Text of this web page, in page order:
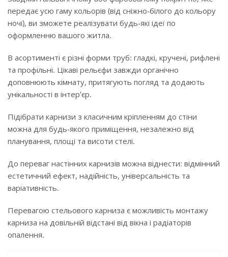
передає усю гаму кольорів (від сніжно-білого до кольору
ночі), ви зможете реалізувати будь-які ідеї по
оформленню вашого житла.
В асортименті є різні форми труб: гладкі, кручені, рифлені
та профільні. Цікаві рельєфи завжди органічно
доповнюють кімнату, притягують погляд та додають
унікальності в інтер'єр.
Підібрати карнизи з класичним кріпленням до стіни
можна для будь-якого приміщення, незалежно від
планування, площі та висоти стелі.
До переваг настінних карнизів можна віднести: відмінний
естетичний ефект, надійність, універсальність та
варіативність.
Перевагою стельового карниза є можливість монтажу
карниза на довільній відстані від вікна і радіаторів
опалення.